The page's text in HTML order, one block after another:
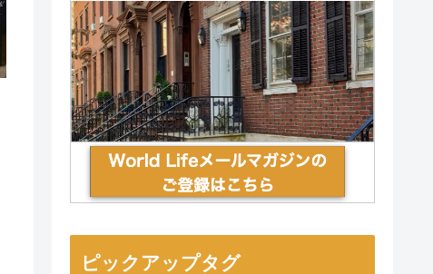
ピックアップタグ